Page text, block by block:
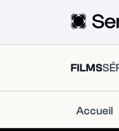
FILMS
Accueil